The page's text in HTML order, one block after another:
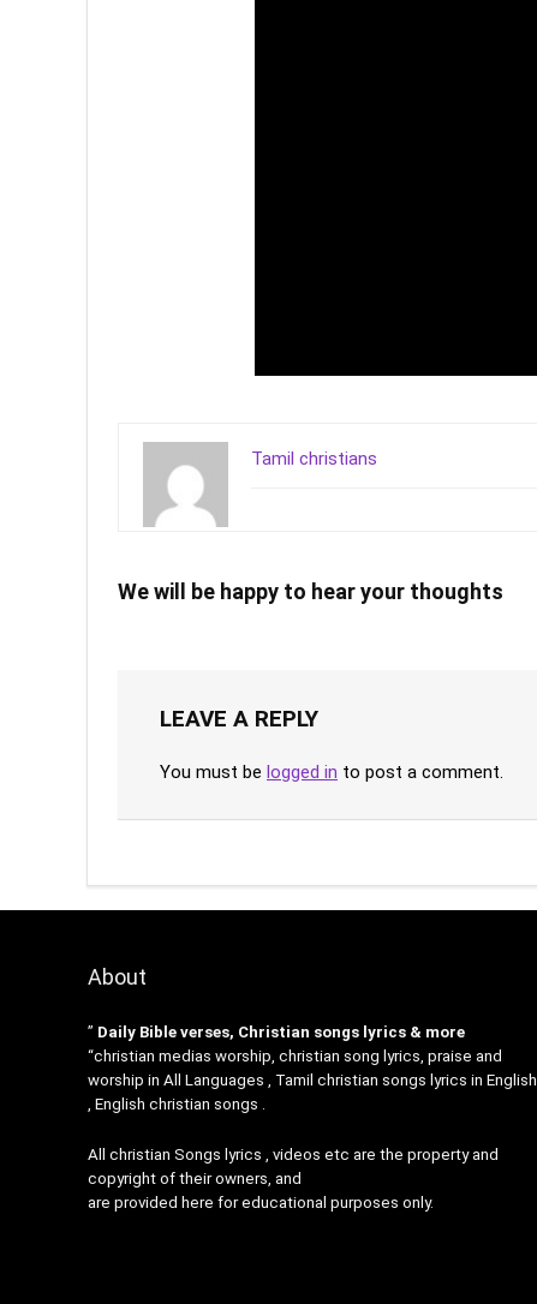
Tamil christians
We will be happy to hear your thoughts
LEAVE A REPLY
You must be logged in to post a comment.
About
” Daily Bible verses, Christian songs lyrics & more
“christian medias worship, christian song lyrics, praise and
worship in All Languages , Tamil christian songs lyrics in English
, English christian songs .
All christian Songs lyrics , videos etc are the property and
copyright of their owners, and
are provided here for educational purposes only.